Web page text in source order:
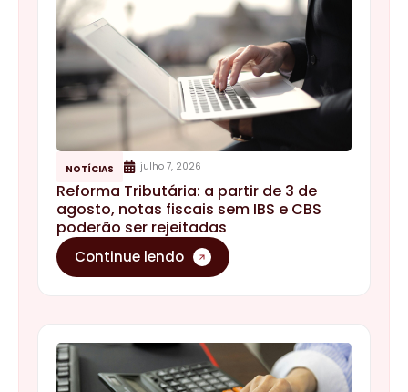
NOTÍCIAS julho 7, 2026
Reforma Tributária: a partir de 3 de
agosto, notas fiscais sem IBS e CBS
poderão ser rejeitadas
Continue lendo